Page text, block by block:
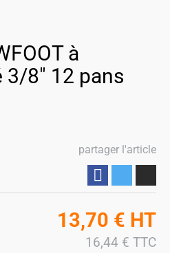
à
3/8" 12 pans
partager l'article
13,70 € HT
16,44 € TTC